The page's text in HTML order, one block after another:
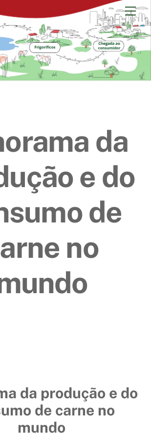
da
e do
de
no
da produção e do
de carne no
mundo